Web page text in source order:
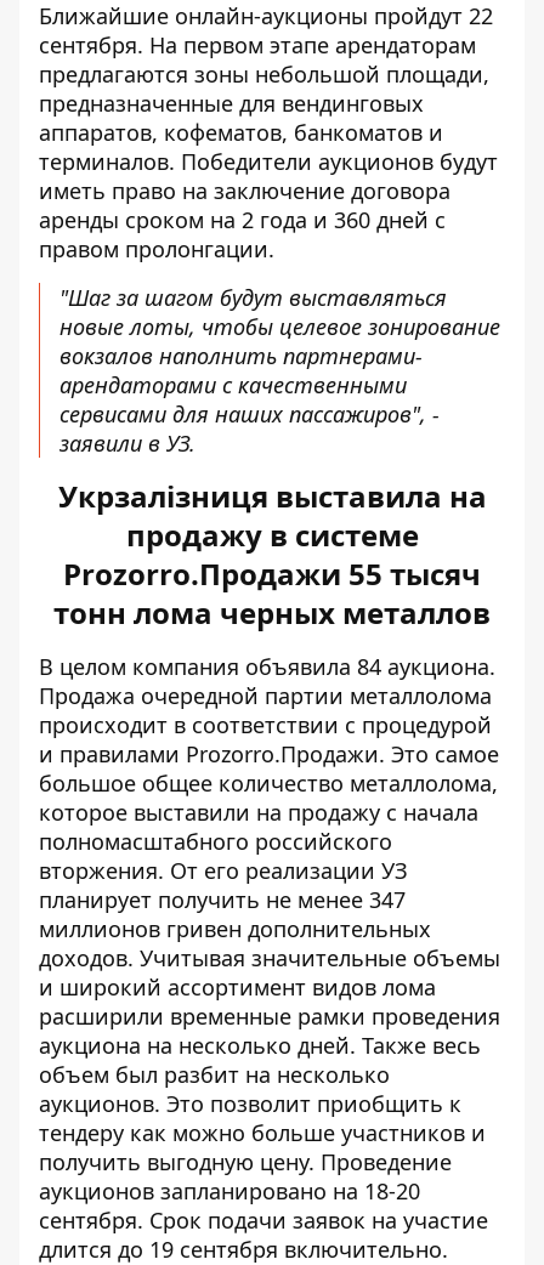
Ближайшие онлайн-аукционы пройдут 22
сентября. На первом этапе арендаторам
предлагаются зоны небольшой площади,
предназначенные для вендинговых
аппаратов, кофематов, банкоматов и
терминалов. Победители аукционов будут
иметь право на заключение договора
аренды сроком на 2 года и 360 дней с
правом пролонгации.
"Шаг за шагом будут выставляться
новые лоты, чтобы целевое зонирование
вокзалов наполнить партнерами-
арендаторами с качественными
сервисами для наших пассажиров", -
заявили в УЗ.
Укрзалізниця выставила на
продажу в системе
Prozorro.Продажи 55 тысяч
тонн лома черных металлов
В целом компания объявила 84 аукциона.
Продажа очередной партии металлолома
происходит в соответствии с процедурой
и правилами Prozorro.Продажи. Это самое
большое общее количество металлолома,
которое выставили на продажу с начала
полномасштабного российского
вторжения. От его реализации УЗ
планирует получить не менее 347
миллионов гривен дополнительных
доходов. Учитывая значительные объемы
и широкий ассортимент видов лома
расширили временные рамки проведения
аукциона на несколько дней. Также весь
объем был разбит на несколько
аукционов. Это позволит приобщить к
тендеру как можно больше участников и
получить выгодную цену. Проведение
аукционов запланировано на 18-20
сентября. Срок подачи заявок на участие
длится до 19 сентября включительно.